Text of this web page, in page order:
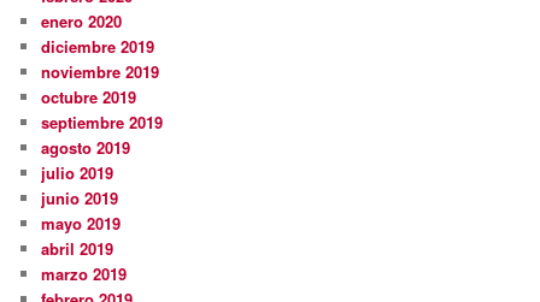
enero 2020
diciembre 2019
noviembre 2019
octubre 2019
septiembre 2019
agosto 2019
julio 2019
junio 2019
mayo 2019
abril 2019
marzo 2019